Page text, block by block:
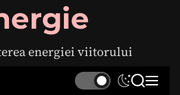
energiei viitorului
S
S M